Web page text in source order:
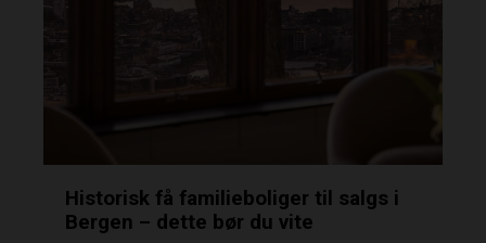
Historisk få familieboliger til salgs i
Bergen – dette bør du vite